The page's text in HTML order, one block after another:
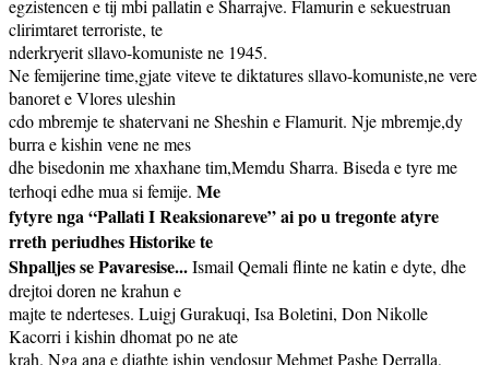
egzistencen e tij mbi pallatin e Sharrajve. Flamurin e sekuestruan
clirimtaret terroriste, te
nderkryerit sllavo-komuniste ne 1945.
Ne femijerine time,gjate viteve te diktatures sllavo-komuniste,ne vere
banoret e Vlores uleshin
cdo mbremje te shatervani ne Sheshin e Flamurit. Nje mbremje,dy
burra e kishin vene ne mes
dhe bisedonin me xhaxhane tim,Memdu Sharra. Biseda e tyre me
terhoqi edhe mua si femije. Me
fytyre nga “Pallati I Reaksionareve” ai po u tregonte atyre
rreth periudhes Historike te
Shpalljes se Pavaresise...Ismail Qemali flinte ne katin e dyte, dhe
drejtoi doren ne krahun e
majte te nderteses. Luigj Gurakuqi, Isa Boletini, Don Nikolle
Kacorri i kishin dhomat po ne ate
krah. Nga ana e djathte ishin vendosur Mehmet Pashe Derralla,